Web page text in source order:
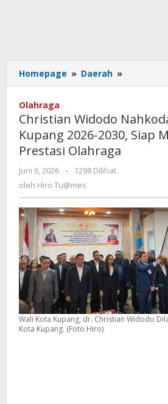
Homepage » Daerah »
Widodo
Kota
Kupang
Prestasi
Olahraga
Olahraga
Christian Widodo
Kupang 2026-2030, Siap
Prestasi Olahraga
Juni 6, 2026
oleh
Hiro
Tu@mes
-
1298 Dilihat
oleh Hiro Tu@mes
Wali Kota Kupang, dr. Christian Widodo
Kota Kupang. (Foto Hiro)